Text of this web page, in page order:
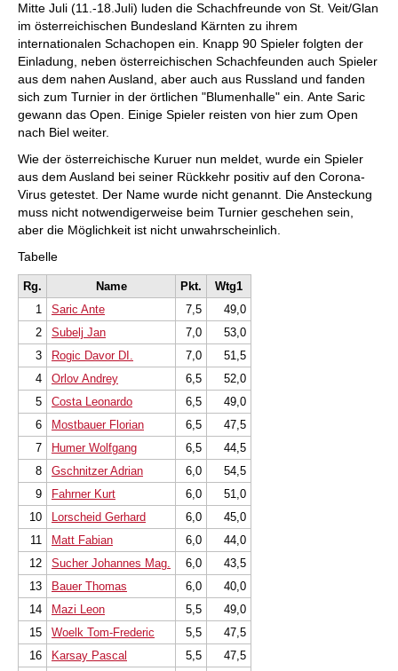
Mitte Juli (11.-18.Juli) luden die Schachfreunde von St. Veit/Glan
im österreichischen Bundesland Kärnten zu ihrem
internationalen Schachopen ein. Knapp 90 Spieler folgten der
Einladung, neben österreichischen Schachfeunden auch Spieler
aus dem nahen Ausland, aber auch aus Russland und fanden
sich zum Turnier in der örtlichen "Blumenhalle" ein. Ante Saric
gewann das Open. Einige Spieler reisten von hier zum Open
nach Biel weiter.
Wie der österreichische Kuruer nun meldet, wurde ein Spieler
aus dem Ausland bei seiner Rückkehr positiv auf den Corona-
Virus getestet. Der Name wurde nicht genannt. Die Ansteckung
muss nicht notwendigerweise beim Turnier geschehen sein,
aber die Möglichkeit ist nicht unwahrscheinlich.
Tabelle
Rg. Name Pkt.
Wtg1
1
Saric Ante 7,5
49,0
2
Subelj Jan 7,0
53,0
3
Rogic Davor DI. 7,0
51,5
4
Orlov Andrey 6,5
52,0
5
Costa Leonardo 6,5
49,0
6
Mostbauer Florian 6,5
47,5
7
Humer Wolfgang 6,5
44,5
8
Gschnitzer Adrian 6,0
54,5
9
Fahrner Kurt 6,0
51,0
10
Lorscheid Gerhard 6,0
45,0
11
Matt Fabian 6,0
44,0
12
Sucher Johannes Mag. 6,0
43,5
13
Bauer Thomas 6,0
40,0
14
Mazi Leon 5,5
49,0
15
Woelk Tom-Frederic 5,5
47,5
16
Karsay Pascal 5,5
47,5